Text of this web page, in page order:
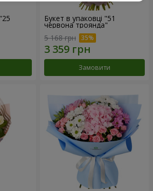
Букет в упаковці "51
червона троянда"
5 168 грн
Замовити